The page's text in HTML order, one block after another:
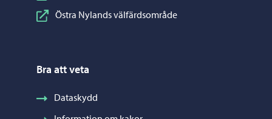
Östra Nylands välfärdsområde
Bra att veta
Dataskydd